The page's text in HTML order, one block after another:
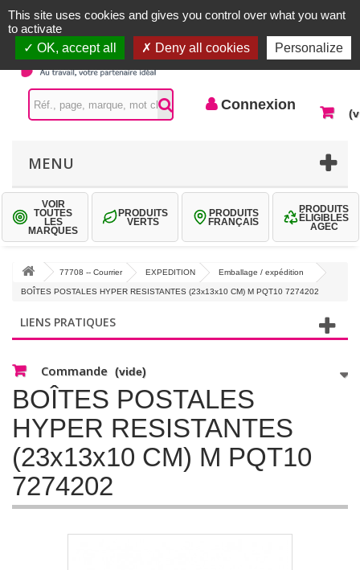
Contactez-nous
Connexion
MENU
VOIR
TOUTES
LES
MARQUES
PRODUITS
VERTS
PRODUITS
FRANÇAIS
PRODUITS
ÉLIGIBLES
AGEC
77708 -- Courrier EXPEDITION Emballage / expédition
BOÎTES POSTALES HYPER RESISTANTES (23x13x10 CM) M PQT10 7274202
LIENS PRATIQUES
Commande (vide)
BOÎTES POSTALES
HYPER RESISTANTES
(23x13x10 CM) M PQT10
7274202
This site uses cookies and gives you control over what you want
to activate
OK, accept all
Deny all cookies Personalize